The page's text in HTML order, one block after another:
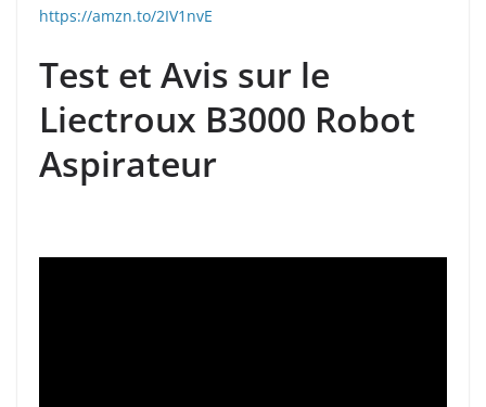
https://amzn.to/2IV1nvE
Test et Avis sur le
Liectroux B3000 Robot
Aspirateur